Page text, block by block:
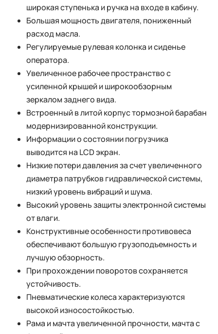
широкая ступенька и ручка на входе в кабину.
Большая мощность двигателя, пониженный
расход масла.
Регулируемые рулевая колонка и сиденье
оператора.
Увеличенное рабочее пространство с
усиленной крышей и широкообзорным
зеркалом заднего вида.
Встроенный в литой корпус тормозной барабан
модернизированной конструкции.
Информации о состоянии погрузчика
выводится на LCD экран.
Низкие потери давления за счет увеличенного
диаметра патрубков гидравлической системы,
низкий уровень вибраций и шума.
Высокий уровень защиты электронной системы
от влаги.
Конструктивные особенности противовеса
обеспечивают большую грузоподъемность и
лучшую обзорность.
При прохождении поворотов сохраняется
устойчивость.
Пневматические колеса характеризуются
высокой износостойкостью.
Рама и мачта увеличенной прочности, мачта с